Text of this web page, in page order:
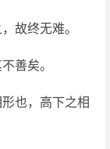
故终无难。
善矣。
也，高下之相